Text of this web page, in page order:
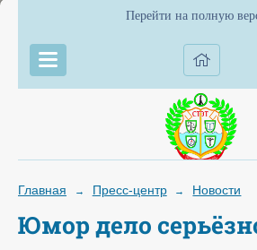
Перейти на полную
Главная → Пресс-центр → Новости
Юмор дело